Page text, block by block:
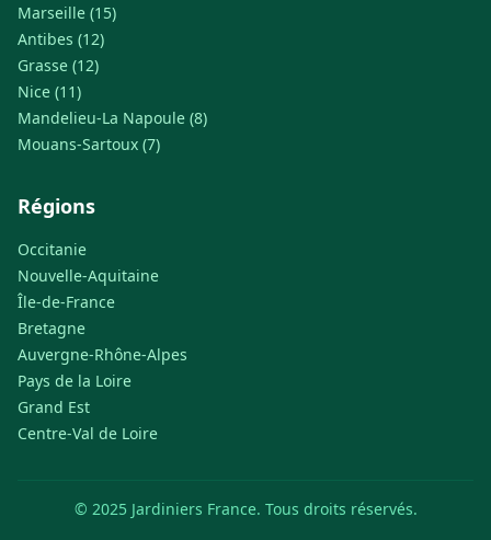
Marseille (15)
Antibes (12)
Grasse (12)
Nice (11)
Mandelieu-La Napoule (8)
Mouans-Sartoux (7)
Régions
Occitanie
Nouvelle-Aquitaine
Île-de-France
Bretagne
Auvergne-Rhône-Alpes
Pays de la Loire
Grand Est
Centre-Val de Loire
© 2025 Jardiniers France. Tous droits réservés.